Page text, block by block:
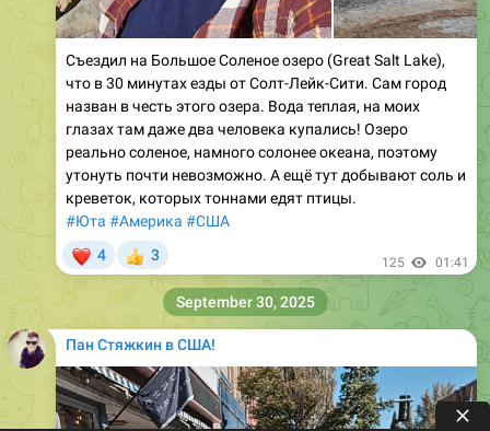
Съездил на Большое Соленое озеро (Great Salt Lake),
что в 30 минутах езды от Солт-Лейк-Сити. Сам город
назван в честь этого озера. Вода теплая, на моих
глазах там даже два человека купались! Озеро
реально соленое, намного солонее океана, поэтому
утонуть почти невозможно. А ещё тут добывают соль и
креветок, которых тоннами едят птицы.
#Юта #Америка #США
4 3 125 01:41
Пан Стяжкин в США!
September 30, 2025